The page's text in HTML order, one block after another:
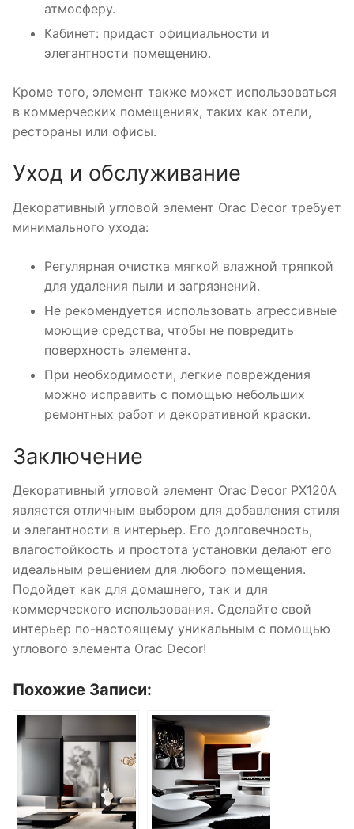
атмосферу.
Кабинет: придаст официальности и
элегантности помещению.
Кроме того, элемент также может использоваться
в коммерческих помещениях, таких как отели,
рестораны или офисы.
Уход и обслуживание
Декоративный угловой элемент Orac Decor требует
минимального ухода:
Регулярная очистка мягкой влажной тряпкой
для удаления пыли и загрязнений.
Не рекомендуется использовать агрессивные
моющие средства, чтобы не повредить
поверхность элемента.
При необходимости, легкие повреждения
можно исправить с помощью небольших
ремонтных работ и декоративной краски.
Заключение
Декоративный угловой элемент Orac Decor PX120A
является отличным выбором для добавления стиля
и элегантности в интерьер. Его долговечность,
влагостойкость и простота установки делают его
идеальным решением для любого помещения.
Подойдет как для домашнего, так и для
коммерческого использования. Сделайте свой
интерьер по-настоящему уникальным с помощью
углового элемента Orac Decor!
Похожие Записи: